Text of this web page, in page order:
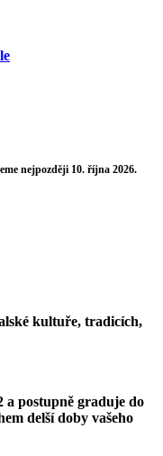
nejpozději 10. října 2026.
kultuře, tradicích,
postupně graduje do
delší doby vašeho